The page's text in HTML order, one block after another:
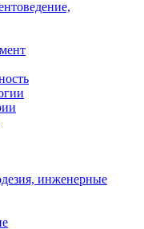
инженерные